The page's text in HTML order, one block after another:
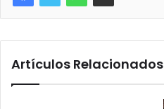
Artículos Relacionados